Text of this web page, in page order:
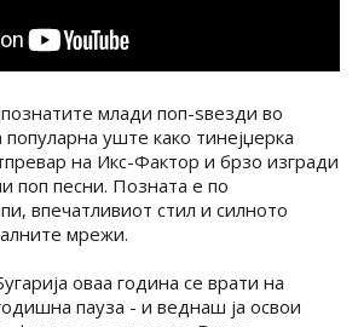
млади поп-ѕвезди во
популарна уште како тинејџерка
на Икс-Фактор и брзо изгради
поп песни. Позната е по
впечатливиот стил и силното
мрежи.
оваа година се врати на
пауза - и веднаш ја освои